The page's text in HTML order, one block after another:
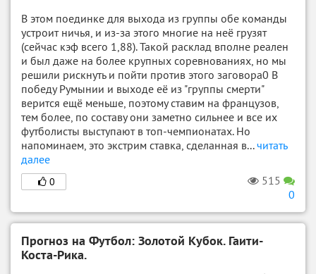
В этом поединке для выхода из группы обе команды
устроит ничья, и из-за этого многие на неё грузят
(сейчас кэф всего 1,88). Такой расклад вполне реален
и был даже на более крупных соревнованиях, но мы
решили рискнуть и пойти против этого заговора0 В
победу Румынии и выходе её из "группы смерти"
верится ещё меньше, поэтому ставим на французов,
тем более, по составу они заметно сильнее и все их
футболисты выступают в топ-чемпионатах. Но
напоминаем, это экстрим ставка, сделанная в...читать
далее
0
515
0
Прогноз на Футбол: Золотой Кубок. Гаити-
Коста-Рика.